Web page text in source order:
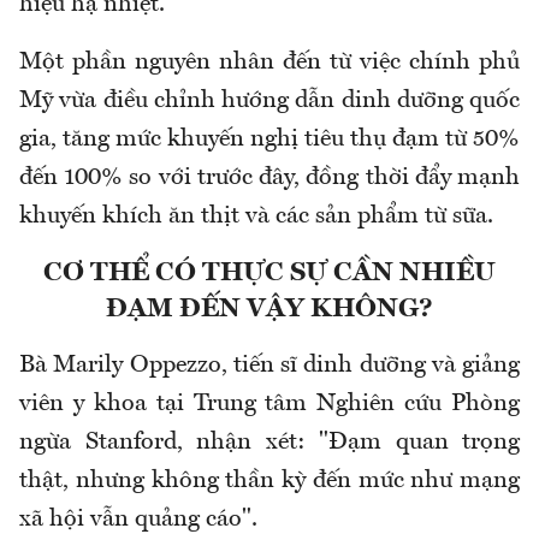
hiệu hạ nhiệt.
Một phần nguyên nhân đến từ việc chính phủ
Mỹ vừa điều chỉnh hướng dẫn dinh dưỡng quốc
gia, tăng mức khuyến nghị tiêu thụ đạm từ 50%
đến 100% so với trước đây, đồng thời đẩy mạnh
khuyến khích ăn thịt và các sản phẩm từ sữa.
CƠ THỂ CÓ THỰC SỰ CẦN NHIỀU
ĐẠM ĐẾN VẬY KHÔNG?
Bà Marily Oppezzo, tiến sĩ dinh dưỡng và giảng
viên y khoa tại Trung tâm Nghiên cứu Phòng
ngừa Stanford, nhận xét: "Đạm quan trọng
thật, nhưng không thần kỳ đến mức như mạng
xã hội vẫn quảng cáo".